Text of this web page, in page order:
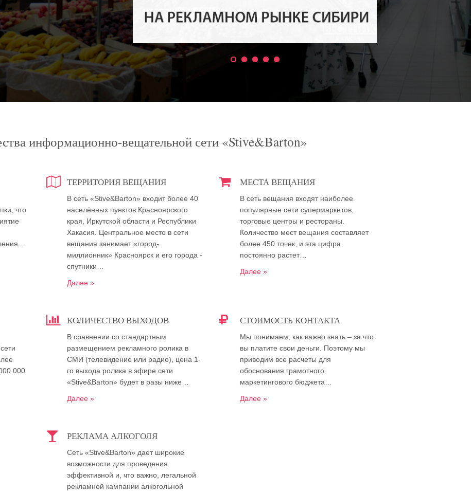
информационно-вещательной сети «Stive&Barton»
что
ТЕРРИТОРИЯ ВЕЩАНИЯ
В сеть «Stive&Barton» входит более 40
населённых пунктов Красноярского
края, Иркутской области и Республики
Хакасия. Центральное место в сети
вещания занимает «город-
миллионник» Красноярск и его города -
спутники…
Далее »
МЕСТА ВЕЩАНИЯ
В сеть вещания входят наиболее
популярные сети супермаркетов,
торговые центры и рестораны.
Количество мест вещания составляет
более 450 точек, и эта цифра
постоянно растет…
Далее »
000
КОЛИЧЕСТВО ВЫХОДОВ
В сравнении со стандартным
размещением рекламного ролика в
СМИ (телевидение или радио), цена 1-
го выхода ролика в эфире сети
«Stive&Barton» будет в разы ниже…
Далее »
СТОИМОСТЬ КОНТАКТА
Мы понимаем, как важно знать – за что
вы платите свои деньги. Поэтому мы
приводим все расчеты для
обоснования грамотного
маркетингового бюджета…
Далее »
РЕКЛАМА АЛКОГОЛЯ
Сеть «Stive&Barton» дает широкие
возможности для проведения
эффективной и, что важно, легальной
рекламной кампании алкогольной